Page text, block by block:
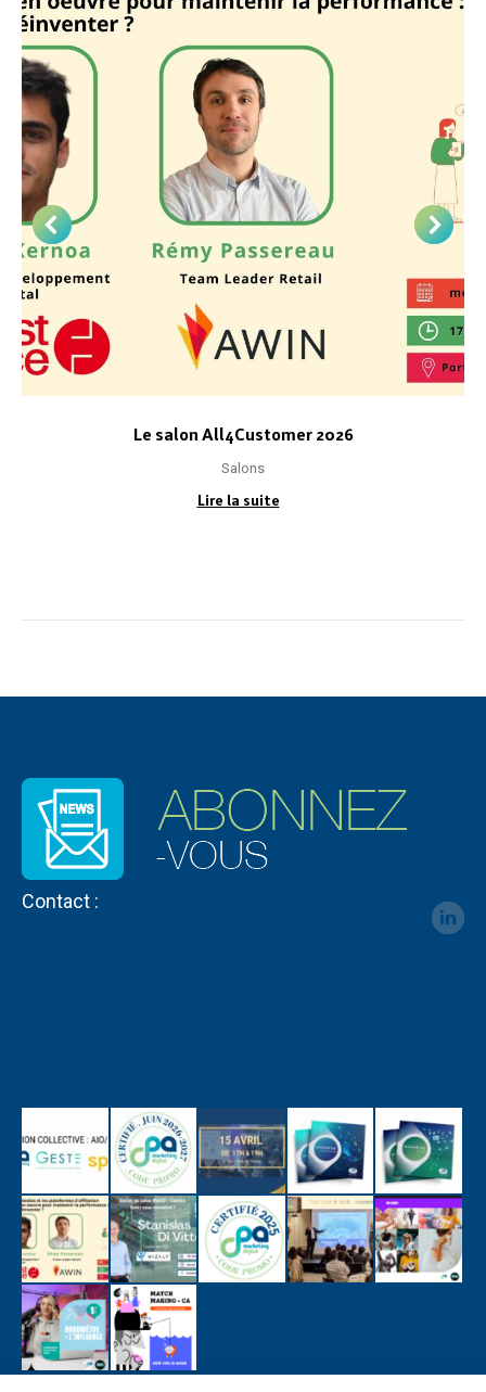
Le salon All4Customer 2026
Salons
Lire la suite
Contact :